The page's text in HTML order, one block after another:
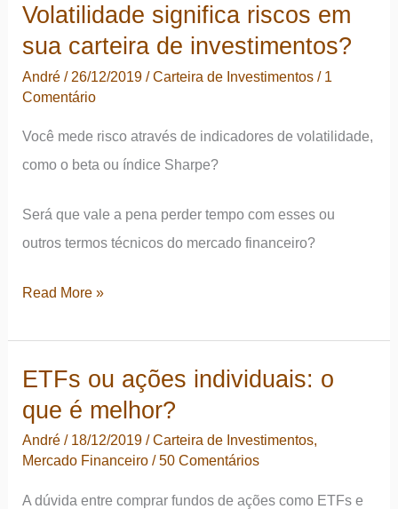
melhor
para
seus
investimentos:
renda
renda
variável?
Volatilidade significa riscos em
sua carteira de investimentos?
André/ 26/12/2019/Carteira de Investimentos / 1
Comentário
Você mede risco através de indicadores de volatilidade,
como o beta ou índice Sharpe?
Será que vale a pena perder tempo com esses ou
outros termos técnicos do mercado financeiro?
Volatilidade
em
sua
carteira
de
investimentos?
Read More »
ETFs ou ações individuais: o
que é melhor?
André/ 18/12/2019/Carteira de Investimentos,
Mercado Financeiro /50 Comentários
A dúvida entre comprar fundos de ações como ETFs e